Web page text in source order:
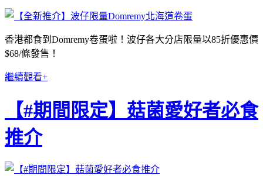
香港都食到Domremy卷蛋啦！波仔各大分店限量以85折優惠價
$68/條發售！
繼續觀看+
【#期間限定】菇菌愛好者必食
推介